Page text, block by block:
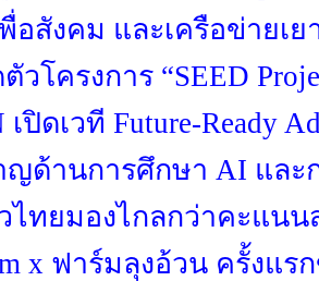
อสังคม และเครือข่ายเย
วโครงการ “SEED
ปิดเวที Future-Ready
ญด้านการศึกษา AI แล
ไทยมองไกลกว่าคะแนน
x ฟาร์มลุงอ้วน ครั้งแ